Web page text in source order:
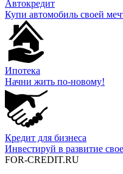
Автокредит
Купи автомобиль своей
Ипотека
Начни жить по-новому!
Кредит для бизнеса
Инвестируй в развитие
FOR-CREDIT.RU